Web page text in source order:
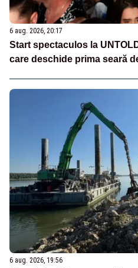
6 aug. 2026, 20:17
Start spectaculos la
care deschide prima seară
6 aug. 2026, 19:56